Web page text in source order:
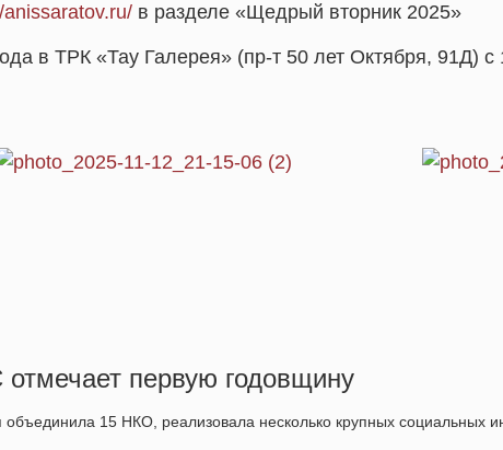
anissaratov.ru/ в разделе «Щедрый вторник 2025»
в ТРК «Тау Галерея» (пр-т 50 лет Октября, 91Д) с
первую годовщину
15 НКО, реализовала несколько крупных социальных